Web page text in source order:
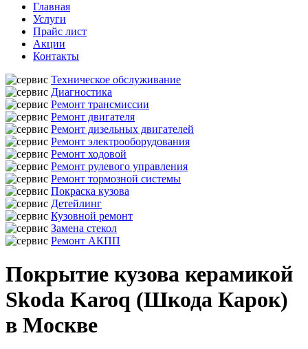
Главная
Услуги
Прайс лист
Акции
Контакты
Техническое обслуживание
Диагностика
Ремонт трансмиссии
Ремонт двигателя
Ремонт дизельных двигателей
Ремонт электрооборудования
Ремонт ходовой
Ремонт рулевого управления
Ремонт тормозной системы
Покраска кузова
Детейлинг
Кузовной ремонт
Замена стекол
Ремонт АКПП
Покрытие кузова керамикой
Skoda Karoq (Шкода Карок)
в Москве